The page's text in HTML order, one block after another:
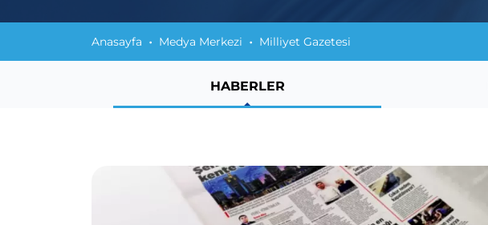
Anasayfa Medya Merkezi Milliyet Gazetesi
HABERLER